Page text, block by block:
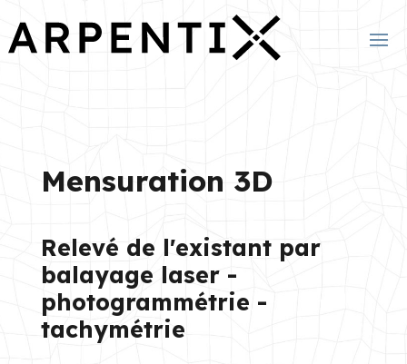
Mensuration 3D
Relevé de l'existant par
balayage laser -
photogrammétrie -
tachymétrie